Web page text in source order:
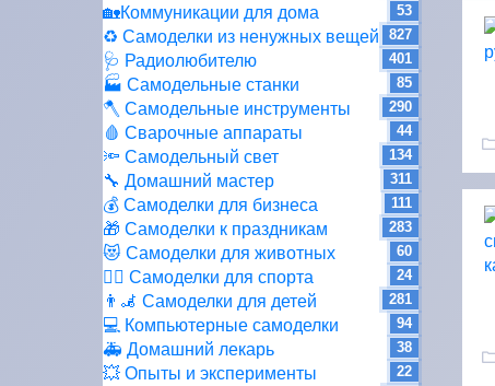
🏡Коммуникации для дома 53
♻ Самоделки из ненужных вещей 827
🩺 Радиолюбителю 401
🏭 Самодельные станки 85
🪓 Самодельные инструменты 290
🩸 Сварочные аппараты 44
🔦 Самодельный свет 134
🔧 Домашний мастер 311
💰 Самоделки для бизнеса 111
🎁 Самоделки к праздникам 283
😻 Самоделки для животных 60
🏋️‍♀️ Самоделки для спорта 24
👨‍🦼 Самоделки для детей 281
💻 Компьютерные самоделки 94
🚑 Домашний лекарь 38
💥 Опыты и эксперименты 22